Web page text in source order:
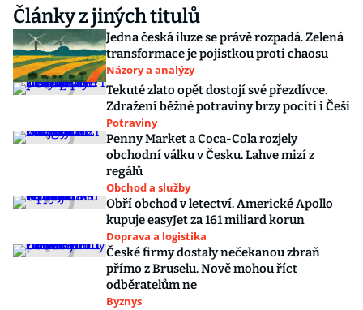
Články z jiných titulů
Jedna česká iluze se právě rozpadá. Zelená
transformace je pojistkou proti chaosu
Názory a analýzy
Tekuté zlato opět dostojí své přezdívce.
Zdražení běžné potraviny brzy pocítí i Češi
Potraviny
Penny Market a Coca-Cola rozjely
obchodní válku v Česku. Lahve mizí z
regálů
Obchod a služby
Obří obchod v letectví. Americké Apollo
kupuje easyJet za 161 miliard korun
Doprava a logistika
České firmy dostaly nečekanou zbraň
přímo z Bruselu. Nově mohou říct
odběratelům ne
Byznys